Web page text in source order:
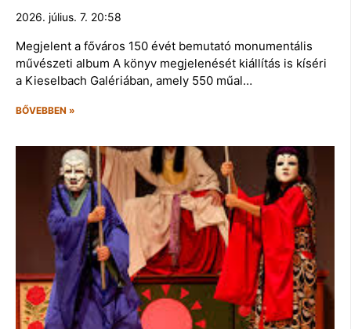
2026. július. 7. 20:58
Megjelent a főváros 150 évét bemutató monumentális
művészeti album A könyv megjelenését kiállítás is kíséri
a Kieselbach Galériában, amely 550 műal…
BŐVEBBEN »